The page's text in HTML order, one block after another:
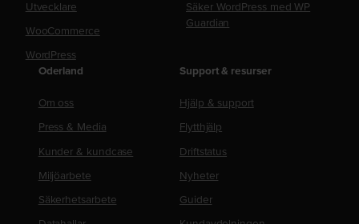
Utvecklare
WooCommerce
WordPress
Säker WordPress med WP
Guardian
Oderland
Om oss
Press & Media
Kunder & kundcase
Miljöarbete
Säkerhetsarbete
Support & resurser
Hjälp & support
Flytthjälp
Driftstatus
Nyheter
Guider